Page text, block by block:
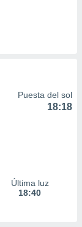
Puesta del sol
18:18
Última luz
18:40